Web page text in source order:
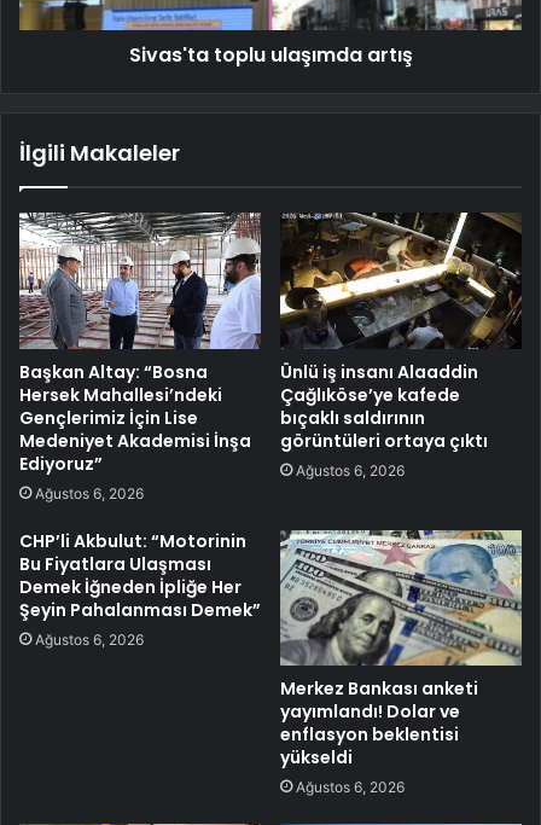
Sivas'ta toplu ulaşımda artış
İlgili Makaleler
Başkan Altay: “Bosna
Hersek Mahallesi’ndeki
Gençlerimiz İçin Lise
Medeniyet Akademisi İnşa
Ediyoruz”
Ağustos 6, 2026
Ünlü iş insanı Alaaddin
Çağlıköse’ye kafede
bıçaklı saldırının
görüntüleri ortaya çıktı
Ağustos 6, 2026
CHP’li Akbulut: “Motorinin
Bu Fiyatlara Ulaşması
Demek İğneden İpliğe Her
Şeyin Pahalanması Demek”
Ağustos 6, 2026
Merkez Bankası anketi
yayımlandı! Dolar ve
enflasyon beklentisi
yükseldi
Ağustos 6, 2026